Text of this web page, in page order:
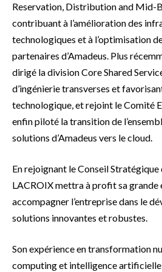
Reservation, Distribution and Mid-
contribuant à l’amélioration des
technologiques et à l’optimisation
partenaires d’Amadeus. Plus
dirigé la division Core Shared
d’ingénierie transverses et
technologique, et rejoint le Comité
enfin piloté la transition de
solutions d’Amadeus vers le cloud.
En rejoignant le Conseil Stratégique
LACROIX mettra à profit sa grande
accompagner l’entreprise dans le
solutions innovantes et robustes.
Son expérience en transformation
computing et intelligence artificielle